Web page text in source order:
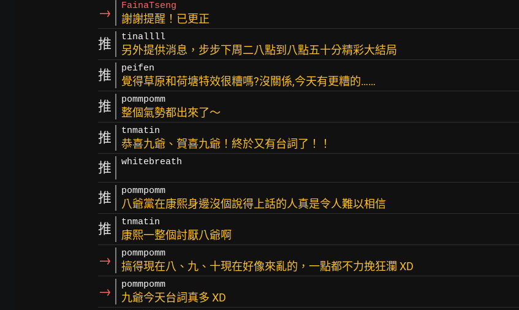
→ FainaTseng
謝謝提醒！已更正
推 tinallll
另外提供消息，步步下周二八點到八點五十分精彩大結局
推 peifen
覺得草原和荷塘特效很糟嗎?沒關係,今天有更糟的……
推 pommpomm
整個氣勢都出來了～
推 tnmatin
恭喜九爺、賀喜九爺！終於又有台詞了！！
推 whitebreath
推 pommpomm
八爺黨在康熙身邊沒個說得上話的人真是令人難以相信
推 tnmatin
康熙一整個討厭八爺啊
→ pommpomm
搞得現在八、九、十現在好像來亂的，一點都不力挽狂瀾 XD
→ pommpomm
九爺今天台詞真多 XD